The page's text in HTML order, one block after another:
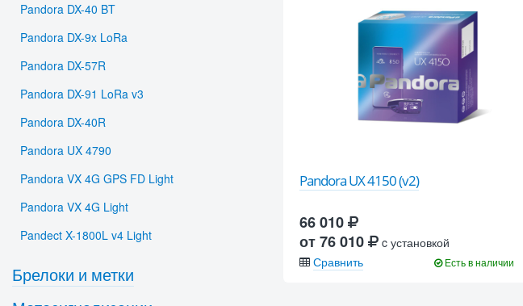
Pandora UX 4150 (v2)
66 010
от 76 010
c установкой
Сравнить
Есть в наличии
Pandora DX-40 BT
Pandora DX-9x LoRa
Pandora DX-57R
Pandora DX-91 LoRa v3
Pandora DX-40R
Pandora UX 4790
Pandora VX 4G GPS FD Light
Pandora VX 4G Light
Pandect X-1800L v4 Light
Брелоки и метки